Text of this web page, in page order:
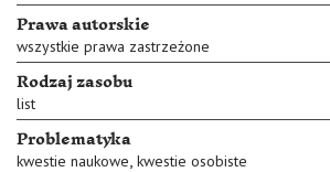
Prawa autorskie
wszystkie prawa zastrzeżone
Rodzaj zasobu
list
Problematyka
kwestie naukowe, kwestie osobiste